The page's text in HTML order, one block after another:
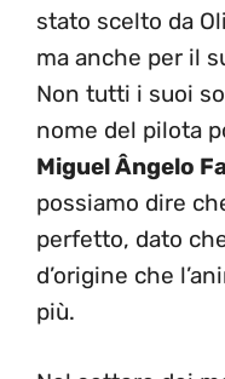
stato scelto da
ma anche per il
Non tutti i suoi
nome del pilota
Miguel Ângelo
possiamo dire
perfetto, dato
d’origine che
più.